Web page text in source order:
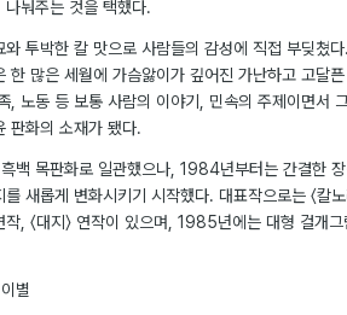
눠주는 것을 택했다.
와 투박한 칼 맛으로 사람들의 감성에 직접 부딪쳤
한 많은 세월에 가슴앓이가 깊어진 가난하고 고달
, 노동 등 보통 사람의 이야기, 민속의 주제이면서
판화의 소재가 됐다.
백 목판화로 일관했으나, 1984년부터는 간결한
새롭게 변화시키기 시작했다. 대표작으로는 〈칼노래
연작, 〈대지〉 연작이 있으며, 1985년에는 대형 걸개그
별